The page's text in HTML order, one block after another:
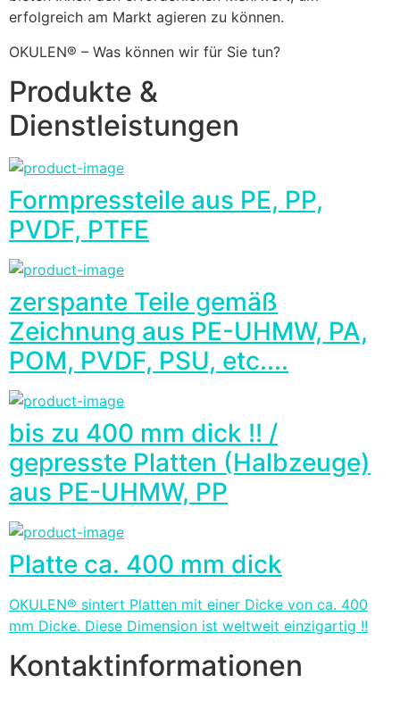
erfolgreich am Markt agieren zu können.
OKULEN® – Was können wir für Sie tun?
Produkte &
Dienstleistungen
Formpressteile aus PE, PP,
PVDF, PTFE
zerspante Teile gemäß
Zeichnung aus PE-UHMW, PA,
POM, PVDF, PSU, etc....
bis zu 400 mm dick !! /
gepresste Platten (Halbzeuge)
aus PE-UHMW, PP
Platte ca. 400 mm dick
OKULEN® sintert Platten mit einer Dicke von ca. 400
mm Dicke. Diese Dimension ist weltweit einzigartig !!
Kontaktinformationen